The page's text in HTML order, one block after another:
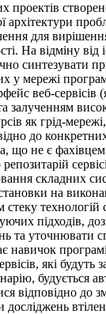
проектів
архітектури
для
На відміну від
синтезувати
у мережі
веб-сервісів
залученням
як грід-
до
що не є
складних
на
стеку
підходів,
та уточнювати
навичок
які будуть
будується
відповідно до
досліджень